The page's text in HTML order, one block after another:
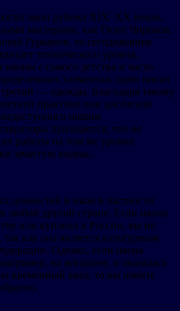
икон рубежа XIX–XX веков,
мастерами, как Осип Чириков,
Гурьянов, то сегодняшним
технического уровня.
с самого детства и часто
элементах: один писал
— одежды. Благодаря такому
практике они достигали
нашим
признаются, что не
работы на том же уровне.
зачастую видны.
ценностей и икон в частности
любой другой стране. Если икона
или куплена в России, вы не
как она является культурным
Однако, если икона
на аукционе, и оказалась
временный ввоз, то вы имеете